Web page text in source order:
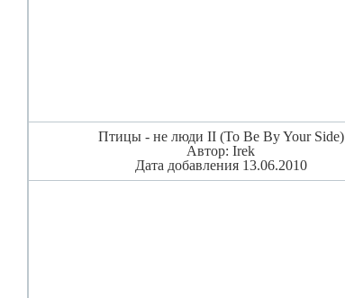
Птицы - не люди II (To Be By Your Side)
Автор: Irek
Дата добавления 13.06.2010